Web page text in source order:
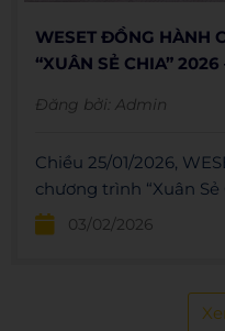
WESET ĐỒNG HÀNH
“XUÂN SẺ CHIA”
Đăng bởi: Admin
Chiều 25/01/2026,
chương trình “Xuân
Phường Chợ Quán, tổ
thiếu nhi và tham gia
tiếng Anh bổ ích, trao
thần sẻ chia trong
03/02/2026